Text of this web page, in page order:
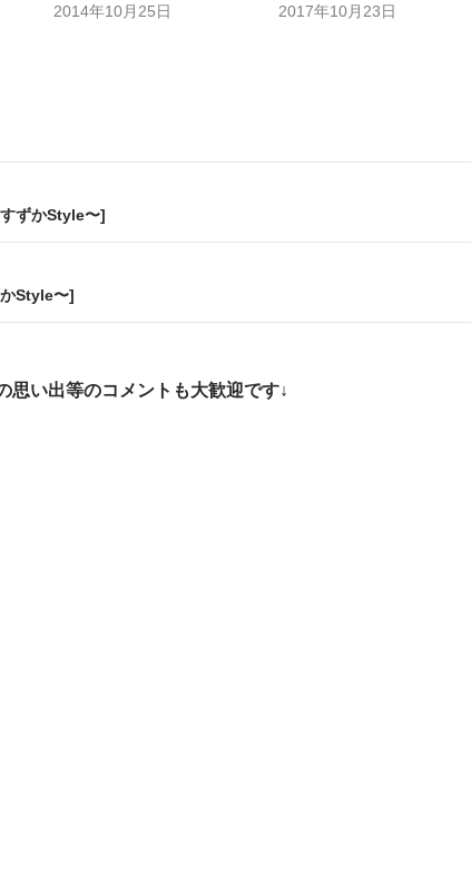
2014年10月25日
2017年10月23日
ずかStyle〜]
Style〜]
思い出等のコメントも大歓迎です↓